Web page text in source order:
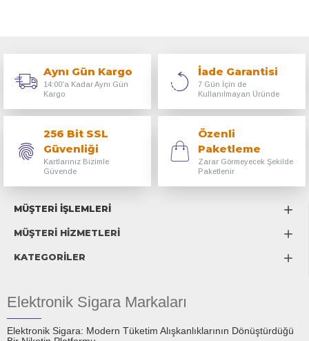
Aynı Gün Kargo
14:00'a Kadar Aynı Gün
Kargo
İade Garantisi
7 Gün İçin de
Kullanılmayan Üründe
256 Bit SSL
Güvenliği
Kartlarınız Bizimle
Güvende
Özenli
Paketleme
Zarar Görmeyecek Şekilde
Paketlenir
MÜŞTERİ İŞLEMLERİ
MÜŞTERİ HİZMETLERİ
KATEGORİLER
Elektronik Sigara Markaları
Elektronik Sigara: Modern Tüketim Alışkanlıklarının Dönüştürdüğü